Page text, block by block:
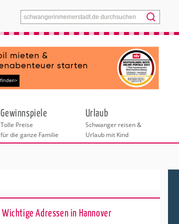
Menü
Gewinnspiele
Tolle Preise
für die ganze Familie
Urlaub
Schwanger reisen &
Urlaub mit Kind
Wichtige Adressen in Hannover